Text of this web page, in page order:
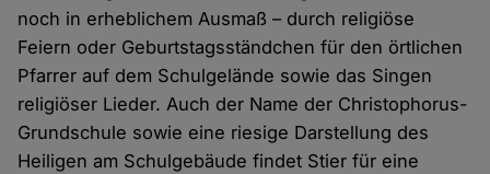
noch in erheblichem Ausmaß – durch religiöse
Feiern oder Geburtstagsständchen für den örtlichen
Pfarrer auf dem Schulgelände sowie das Singen
religiöser Lieder. Auch der Name der Christophorus-
Grundschule sowie eine riesige Darstellung des
Heiligen am Schulgebäude findet Stier für eine